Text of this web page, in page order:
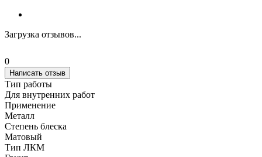
Загрузка отзывов...
0
Написать отзыв
Тип работы
Для внутренних работ
Применение
Металл
Степень блеска
Матовый
Тип ЛКМ